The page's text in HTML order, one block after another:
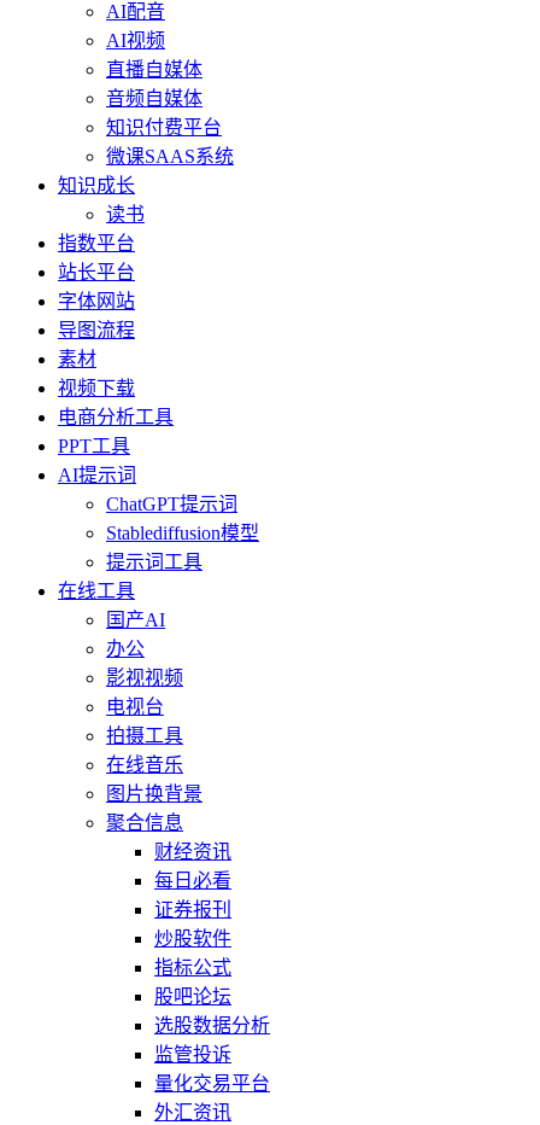
AI配音
AI视频
直播自媒体
音频自媒体
知识付费平台
微课SAAS系统
知识成长
读书
指数平台
站长平台
字体网站
导图流程
素材
视频下载
电商分析工具
PPT工具
AI提示词
ChatGPT提示词
Stablediffusion模型
提示词工具
在线工具
国产AI
办公
影视视频
电视台
拍摄工具
在线音乐
图片换背景
聚合信息
财经资讯
每日必看
证券报刊
炒股软件
指标公式
股吧论坛
选股数据分析
监管投诉
量化交易平台
外汇资讯